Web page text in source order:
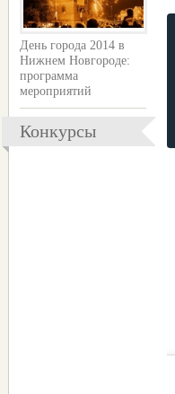
День города 2014 в
Нижнем Новгороде:
программа
мероприятий
Конкурсы